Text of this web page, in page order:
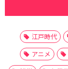
江戸時代
アニメ